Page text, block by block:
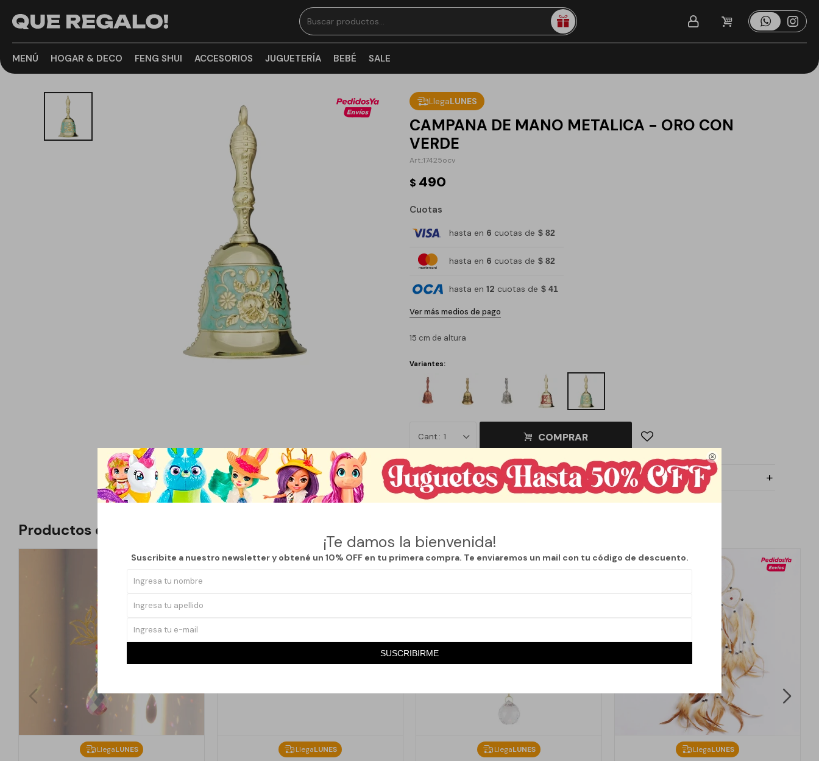

¡Te damos la bienvenida!
Suscribite a nuestro newsletter y obtené un 10% OFF en tu primera compra. Te enviaremos un mail con tu código de descuento.
SUSCRIBIRME
MENÚ HOGAR & DECO FENG SHUI ACCESORIOS JUGUETERÍA BEBÉ SALE
LlegaLUNES
CAMPANA DE MANO METALICA - ORO CON
VERDE
17425ocv
$ 490
Cuotas
hasta en 6 cuotas de $ 82
hasta en 6 cuotas de $ 82
hasta en 12 cuotas de $ 41
Ver más medios de pago
15 cm de altura
Variantes:
1 COMPRAR
Métodos y costos de envío
Productos que te pueden interesar
LlegaLUNES LlegaLUNES LlegaLUNES LlegaLUNES